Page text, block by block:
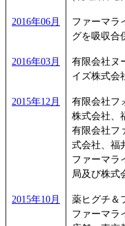
2016年06月
ファーマラ
グを吸収合
2016年03月
有限会社ヌ
イズ株式会
2015年12月
有限会社フ
株式会社、
有限会社フ
式会社、福
ファーマラ
局及び株式
2015年10月
薬ヒグチ＆
ファーマラ